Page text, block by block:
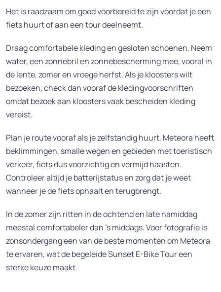
Het is raadzaam om goed voorbereid te zijn voordat je een
fiets huurt of aan een tour deelneemt.
Draag comfortabele kleding en gesloten schoenen. Neem
water, een zonnebril en zonnebescherming mee, vooral in
de lente, zomer en vroege herfst. Als je kloosters wilt
bezoeken, check dan vooraf de kledingvoorschriften
omdat bezoek aan kloosters vaak bescheiden kleding
vereist.
Plan je route vooraf als je zelfstandig huurt. Meteora heeft
beklimmingen, smalle wegen en gebieden met toeristisch
verkeer, fiets dus voorzichtig en vermijd haasten.
Controleer altijd je batterijstatus en zorg dat je weet
wanneer je de fiets ophaalt en terugbrengt.
In de zomer zijn ritten in de ochtend en late namiddag
meestal comfortabeler dan ’s middags. Voor fotografie is
zonsondergang een van de beste momenten om Meteora
te ervaren, wat de begeleide Sunset E-Bike Tour een
sterke keuze maakt.